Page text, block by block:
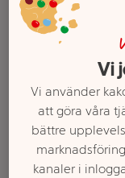
LEGO Ninjago
spinjitzuvolt
drakkraft
Vi
Vi använder
att göra våra
bättre
kanaler i